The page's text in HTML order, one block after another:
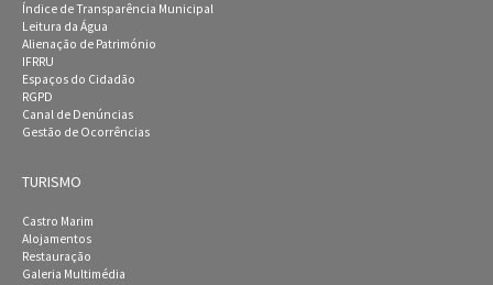
Índice de Transparência Municipal
Leitura da Água
Alienação de Património
IFRRU
Espaços do Cidadão
RGPD
Canal de Denúncias
Gestão de Ocorrências
TURISMO
Castro Marim
Alojamentos
Restauração
Galeria Multimédia